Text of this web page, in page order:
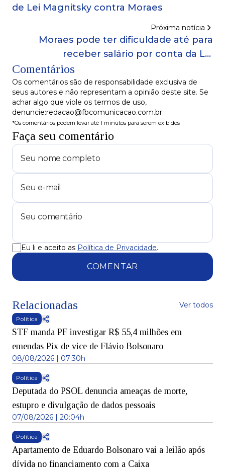
de Lei Magnitsky contra Moraes
Próxima notícia
Moraes pode ter dificuldade até para
receber salário por conta da Lei
Comentários
Os comentários são de responsabilidade exclusiva de
seus autores e não representam a opinião deste site. Se
achar algo que viole os termos de uso,
denuncie:redacao@fbcomunicacao.com.br
*Os comentários podem levar até 1 minutos para serem exibidos
Faça seu comentário
Eu li e aceito as Política de Privacidade.
COMENTAR
Relacionadas Ver todos
Política
STF manda PF investigar R$ 55,4 milhões em
emendas Pix de vice de Flávio Bolsonaro
08/08/2026 | 07:30h
Política
Deputada do PSOL denuncia ameaças de morte,
estupro e divulgação de dados pessoais
07/08/2026 | 20:04h
Política
Apartamento de Eduardo Bolsonaro vai a leilão após
dívida no financiamento com a Caixa